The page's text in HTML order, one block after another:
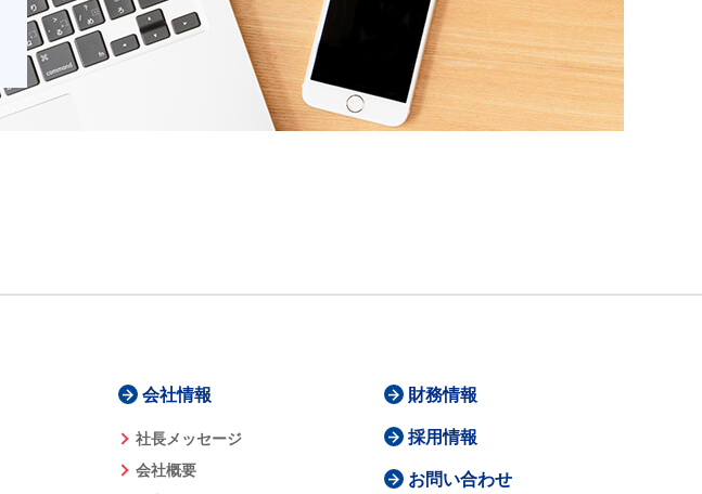
会社情報
社長メッセージ
会社概要
財務情報
採用情報
お問い合わせ